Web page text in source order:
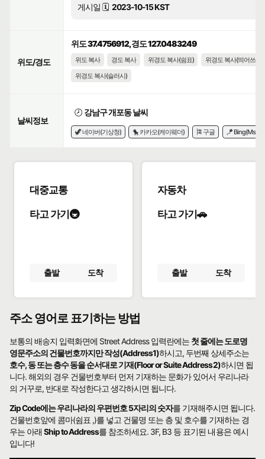
게시일 🗓️ 2023-10-15 KST
위도/경도
위도 37.4756912, 경도 127.0483249
위도 복사 경도 복사 위경도 복사(쉼표)
위경도 복사(띄어쓰기)
위경도 복사(슬러시)
날씨정보
🕗 강남구 개포동 날씨
🦖 네이버(기상청) 🐤 카카오(케이웨더) 🎏 구글 🪁 Bing(Msn)
대중교통
타고 가기🚇
출발 도착
자동차
타고 가기🚗
출발 도착
주소 영어로 표기하는 방법
보통의 배송지 입력화면에 Street Address 입력란에는 첫 줄에는 도로명
영문주소의 건물번호까지만 작성(Address1)하시고, 두번째 상세주소는
호수, 동 또는 층수 동을 순서대로 기재(Floor or Suite Address2)하시면 됩
니다. 해외의 경우 건물번호부터 먼저 기재하는 문화가 있어서 우리나라
의 거꾸로, 반대로 작성한다고 생각하시면 됩니다.
Zip Code에는 우리나라의 우편번호 5자리의 숫자를 기재해주시면 됩니다.
건물번호앞에 콤마(쉼표 ,)를 넣고 건물명 또는 층 및 호수를 기재하는 경
우는 아래Ship to Address를 참조하세요. 3F, B3 등 표기된 내용은 예시
입니다!